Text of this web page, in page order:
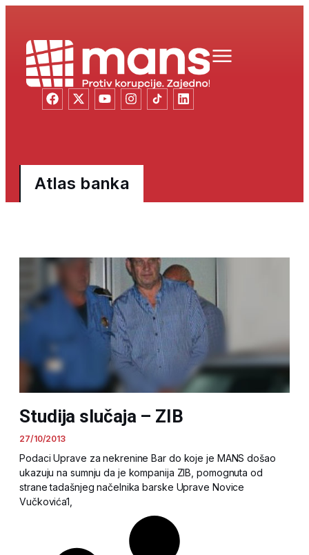
Atlas banka
Studija slučaja – ZIB
27/10/2013
Podaci Uprave za nekrenine Bar do koje je MANS došao
ukazuju na sumnju da je kompanija ZIB, pomognuta od
strane tadašnjeg načelnika barske Uprave Novice
Vučkovića1,